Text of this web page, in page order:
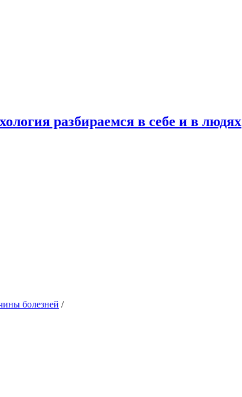
разбираемся в себе и в людях
болезней /